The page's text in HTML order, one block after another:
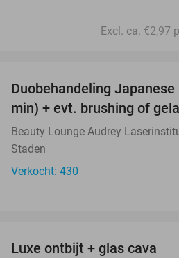
Excl. ca. €2,97
Duobehandeling
min) + evt. brushing of
Beauty Lounge Audrey
Staden
Verkocht: 430
Luxe ontbijt + glas cava